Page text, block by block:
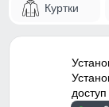
Куртки